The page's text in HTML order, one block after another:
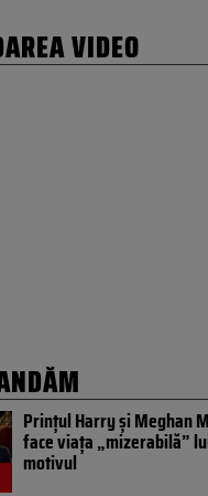
VIDEO
Prințul Harry și Meghan
face viața „mizerabilă”
motivul